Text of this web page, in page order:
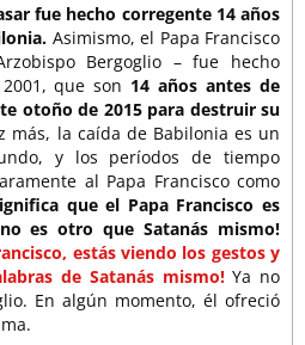
fue hecho corregente 14 años
Asimismo, el Papa Francisco
Bergoglio – fue hecho
que son 14 años antes de
otoño de 2015 para destruir su
más, la caída de Babilonia es un
y los períodos de tiempo
al Papa Francisco como
que el Papa Francisco es
es otro que Satanás mismo!
estás viendo los gestos y
de Satanás mismo!Ya no
En algún momento, él ofreció